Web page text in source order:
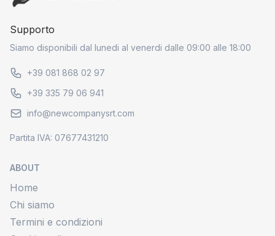
ABOUT
Home
Chi siamo
Termini e condizioni
Supporto
Siamo disponibili dal lunedi al venerdi dalle 09:00 alle 18:00
+39 081 868 02 97
+39 335 79 06 941
info@newcompanysrt.com
Partita IVA: 07677431210